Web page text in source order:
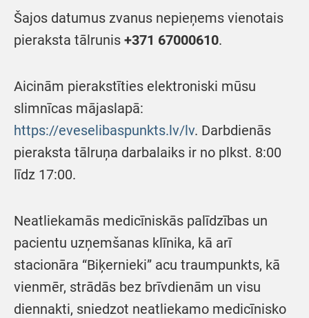
Šajos datumus zvanus nepieņems vienotais
pieraksta tālrunis +371 67000610.
Aicinām pierakstīties elektroniski mūsu
slimnīcas mājaslapā:
https://eveselibaspunkts.lv/lv. Darbdienās
pieraksta tālruņa darbalaiks ir no plkst. 8:00
līdz 17:00.
Neatliekamās medicīniskās palīdzības un
pacientu uzņemšanas klīnika, kā arī
stacionāra “Biķernieki” acu traumpunkts, kā
vienmēr, strādās bez brīvdienām un visu
diennakti, sniedzot neatliekamo medicīnisko